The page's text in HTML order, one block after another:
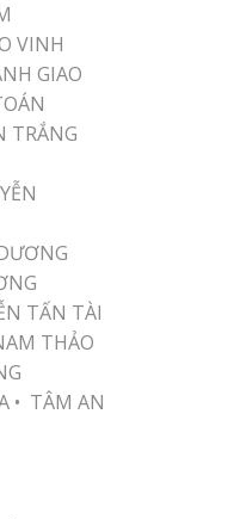
VINH
GIAO
TRẮNG
TẤN TÀI
THẢO
• TÂM AN